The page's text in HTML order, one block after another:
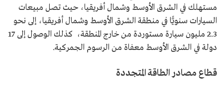
مستهلك في الشرق الأوسط وشمال أفريقيا، حيث تصل مبيعات
السيارات سنويًّا في منطقة الشرق الأوسط وشمال أفريقيا، إلى نحو
2.3 مليون سيارة مستوردة من خارج المنطقة، كذلك الوصول إلى 17
دولة في الشرق الأوسط معفاة من الرسوم الجمركية.
قطاع مصادر الطاقة المتجددة